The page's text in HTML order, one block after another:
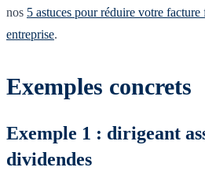
nos 5 astuces pour réduire votre
entreprise.
Exemples concrets
Exemple 1 : dirigeant
dividendes